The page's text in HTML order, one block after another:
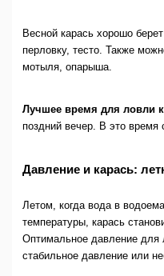
Весной карась хорошо
перловку, тесто. Также
мотыля, опарыша.
Лучшее время для ловли
поздний вечер. В это время
Давление и карась:
Летом, когда вода в
температуры, карась
Оптимальное давление для
стабильное давление или